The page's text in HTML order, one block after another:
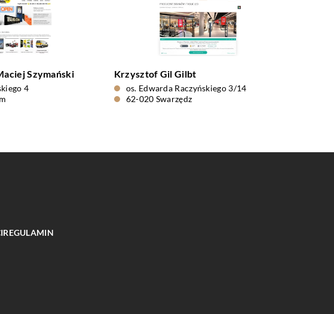
Szymański
4
Krzysztof Gil Gilbt
os. Edwarda Raczyńskiego 3/14
62-020 Swarzędz
REGULAMIN